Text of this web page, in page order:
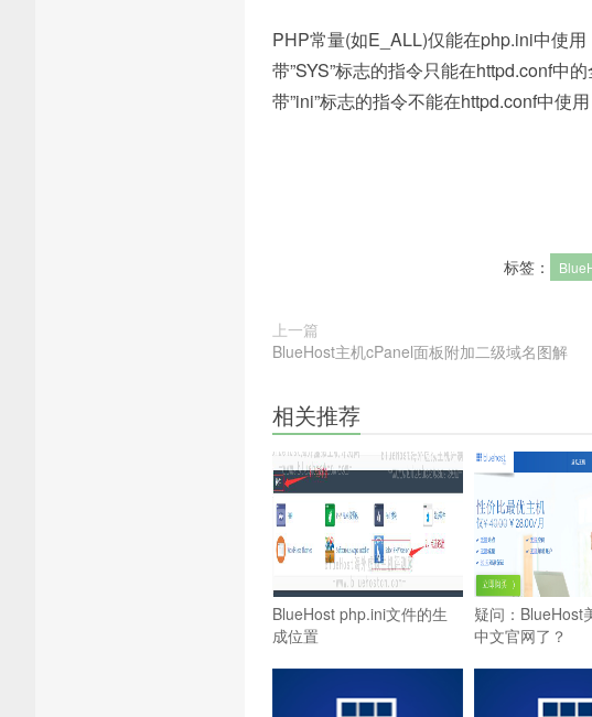
PHP常量(如E_ALL)仅能在php.ini中使用
带”SYS”标志的指令只能在httpd.conf中
带”ini”标志的指令不能在httpd.conf中使
标签：
上一篇
BlueHost主机cPanel面板附加二级域名图解
相关推荐
BlueHost php.ini文件的生
成位置
疑问：BlueHost
中文官网了？